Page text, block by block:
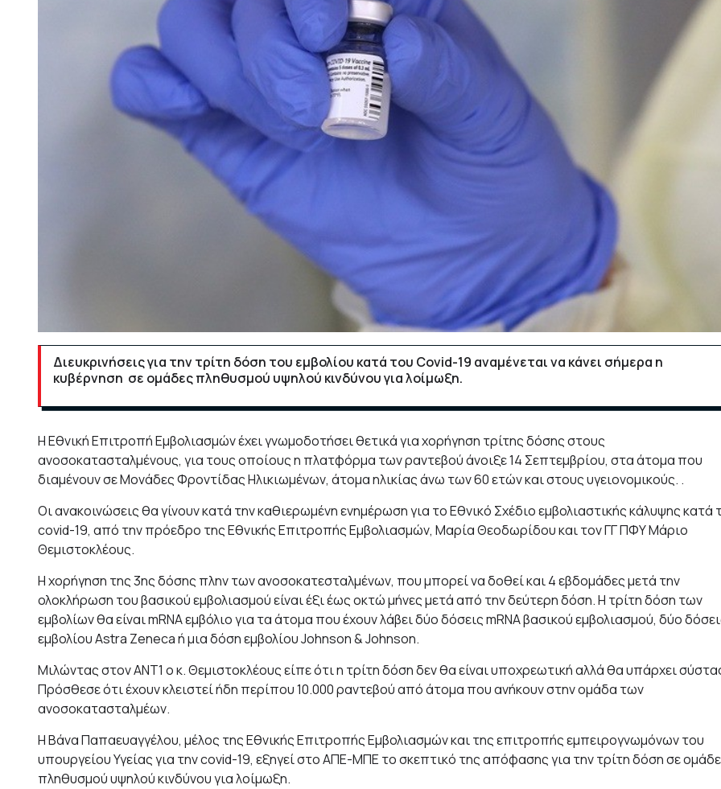
Διευκρινήσεις για την τρίτη δόση του εμβολίου κατά του Covid-19 αναμένεται να κάνει σήμερα η
κυβέρνηση σε ομάδες πληθυσμού υψηλού κινδύνου για λοίμωξη.
Η Εθνική Επιτροπή Εμβολιασμών έχει γνωμοδοτήσει θετικά για χορήγηση τρίτης δόσης στους
ανοσοκατασταλμένους, για τους οποίους η πλατφόρμα των ραντεβού άνοιξε 14 Σεπτεμβρίου, στα άτομα που
διαμένουν σε Μονάδες Φροντίδας Ηλικιωμένων, άτομα ηλικίας άνω των 60 ετών και στους υγειονομικούς. .
Οι ανακοινώσεις θα γίνουν κατά την καθιερωμένη ενημέρωση για το Εθνικό Σχέδιο εμβολιαστικής κάλυψης κατά
covid-19, από την πρόεδρο της Εθνικής Επιτροπής Εμβολιασμών, Μαρία Θεοδωρίδου και τον ΓΓ ΠΦΥ Μάριο
Θεμιστοκλέους.
Η χορήγηση της 3ης δόσης πλην των ανοσοκατεσταλμένων, που μπορεί να δοθεί και 4 εβδομάδες μετά την
ολοκλήρωση του βασικού εμβολιασμού είναι έξι έως οκτώ μήνες μετά από την δεύτερη δόση. Η τρίτη δόση των
εμβολίων θα είναι mRNA εμβόλιο για τα άτομα που έχουν λάβει δύο δόσεις mRNA βασικού εμβολιασμού, δύο
εμβολίου Astra Zeneca ή μια δόση εμβολίου Johnson & Johnson.
Μιλώντας στον ΑΝΤ1 ο κ. Θεμιστοκλέους είπε ότι η τρίτη δόση δεν θα είναι υποχρεωτική αλλά θα υπάρχει
Πρόσθεσε ότι έχουν κλειστεί ήδη περίπου 10.000 ραντεβού από άτομα που ανήκουν στην ομάδα των
ανοσοκατασταλμέων.
Η Βάνα Παπαευαγγέλου, μέλος της Εθνικής Επιτροπής Εμβολιασμών και της επιτροπής εμπειρογνωμόνων του
υπουργείου Υγείας για την covid-19, εξηγεί στο ΑΠΕ-ΜΠΕ το σκεπτικό της απόφασης για την τρίτη δόση σε
πληθυσμού υψηλού κινδύνου για λοίμωξη.